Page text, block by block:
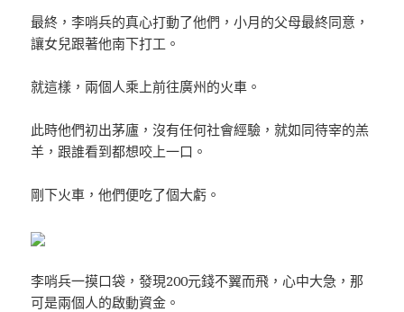
最終，李哨兵的真心打動了他們，小月的父母最終同意，
讓女兒跟著他南下打工。
就這樣，兩個人乘上前往廣州的火車。
此時他們初出茅廬，沒有任何社會經驗，就如同待宰的羔
羊，跟誰看到都想咬上一口。
剛下火車，他們便吃了個大虧。
李哨兵一摸口袋，發現200元錢不翼而飛，心中大急，那
可是兩個人的啟動資金。